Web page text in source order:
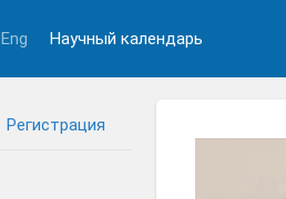
Eng Научный календарь
Регистрация